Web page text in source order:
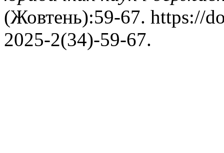
(Жовтень):59-67. https://
2025-2(34)-59-67.